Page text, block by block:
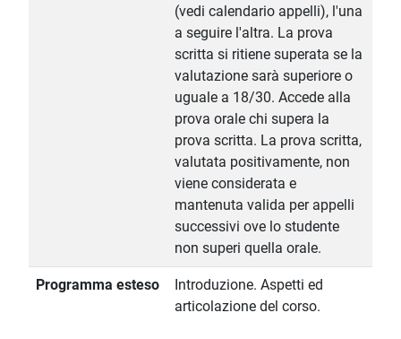
(vedi calendario appelli), l'una
a seguire l'altra. La prova
scritta si ritiene superata se la
valutazione sarà superiore o
uguale a 18/30. Accede alla
prova orale chi supera la
prova scritta. La prova scritta,
valutata positivamente, non
viene considerata e
mantenuta valida per appelli
successivi ove lo studente
non superi quella orale.
Programma esteso
Introduzione. Aspetti ed
articolazione del corso.